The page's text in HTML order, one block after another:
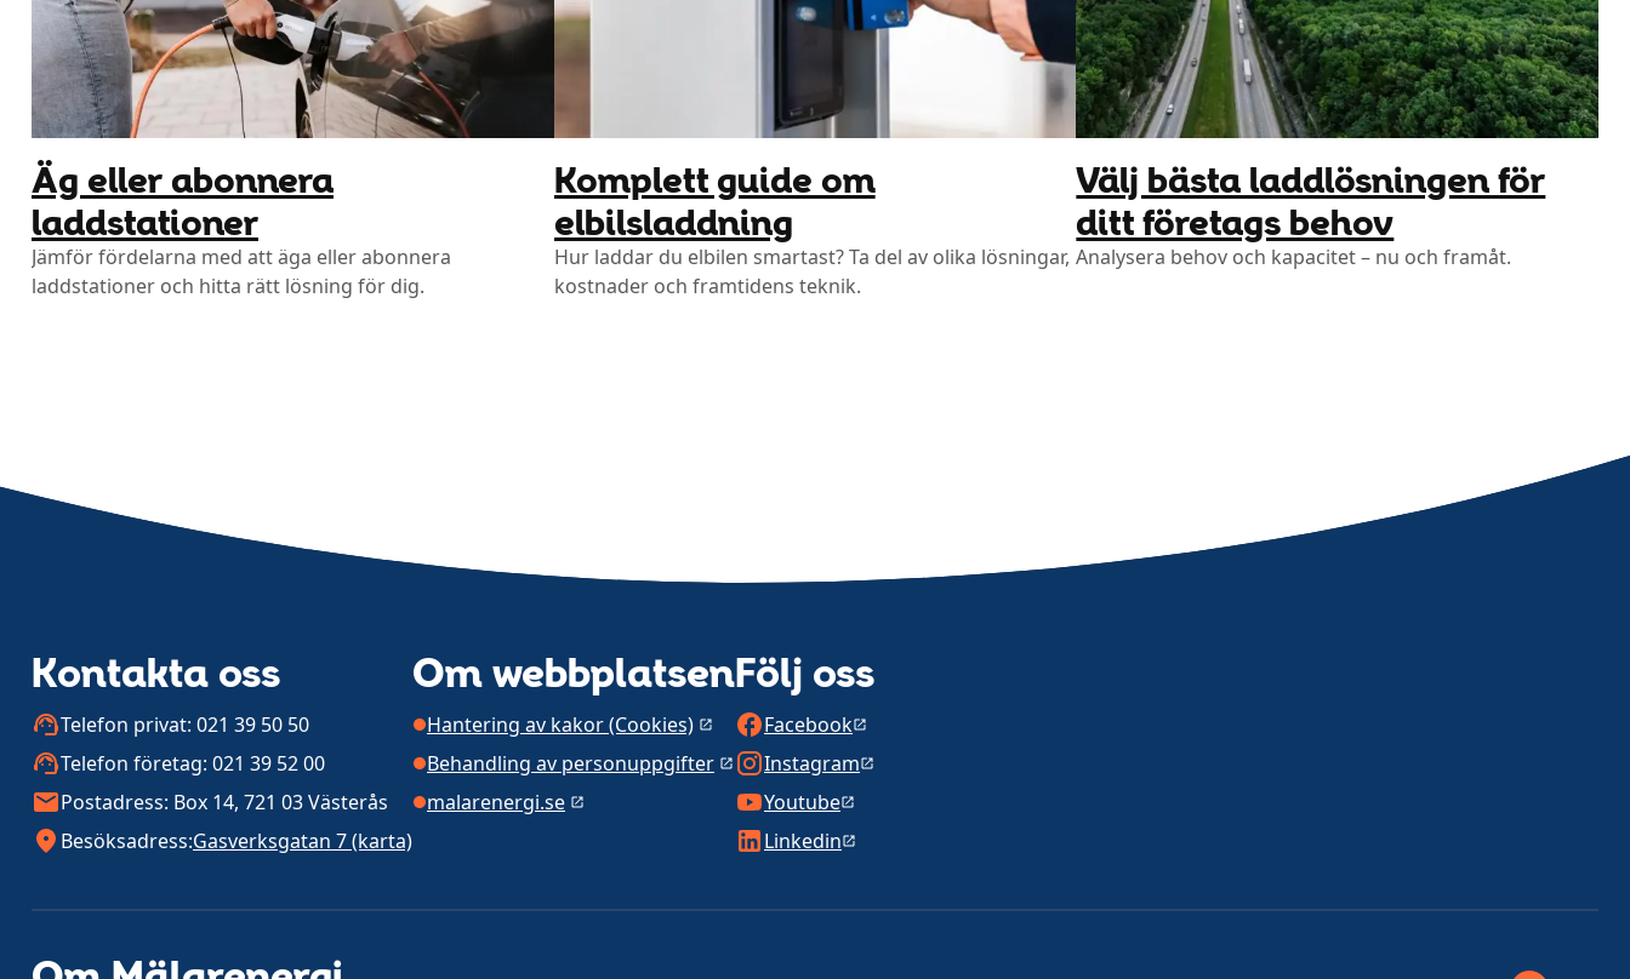
Äg eller abonnera
laddstationer
Jämför fördelarna med att äga eller abonnera
laddstationer och hitta rätt lösning för dig.
Komplett guide om
elbilsladdning
Hur laddar du elbilen smartast? Ta del av olika lösningar,
kostnader och framtidens teknik.
Välj bästa laddlösningen för
ditt företags behov​​​​‌ ‍ ​‍​‍‌‍ ‌ ​‍‌‍‍‌‌‍‌ ‌‍‍‌‌‍ ‍​‍​‍​ ‍‍​‍​‍‌ ​ ‌‍​‌‌‍ ‍‌‍‍‌‌ ‌​‌ ‍‌​‍ ‍‌‍‍‌‌‍ ​‍​‍​‍ ​​‍​‍‌‍‍​‌ ​‍‌‍‌‌‌‍‌‍​‍​‍​ ‍‍​‍​‍‌‍‍​‌ ‌​‌ ‌​‌ ​​‌ ​ ​ ‍‍​‍ ​‍ ‌ ​ ‌‍​‌‌‍ ‍‌‍‍‌‌ ‌​‌ ‍‌​‍ ‍‌‍ ‌‌‍​‌‌‍ ​‌‍​‌‌ ​‍‌‍‌‌‌‍ ‍‌‍‌‌‌ ​‍‌‍‌ ‌‍‍‌​‍ ‍‌ ​ ‌‍‌‌​‍ ‌‍‍‌‌‍ ‍‌ ‌​‌‍‌‌‌‍ ‍‌ ‌​​‍ ‌‍‌‌‌‍‌​‌‍‍‌‌ ‌​​‍ ‌‍ ‌‌‍ ‌‍‌​‌‍‌‌​ ‌‌ ​​‌ ​‍‌‍‌‌‌ ​ ‌‍‌‌‌‍ ‍‌ ‌​‌‍​‌‌ ‌​‌‍‍‌‌‍ ‌‍ ‍​ ‍ ‌‍‍‌‌‍‌​​ ‌​ ​ ​ ‌‌‌‍​‍​ ‌‌​ ‌ ​ ​‌‌‍​‌​ ‌‍​‍ ‌​ ​​​ ‌‌‌‍​ ​ ‌ ​‍ ‌​ ‌​​ ‍‌​ ‌‍‌‍​‌​‍ ‌​ ‍​​ ​ ​ ‌‌​ ‌ ​‍ ‌​ ‍‌​ ​‌​ ​‌​ ‌‍​ ‌‌​ ‌‌​ ​ ​ ‌‌‌‍‌‍​ ‌‌​ ​​‌‍‌‌​ ‍ ‌ ‌​‌ ‍‌‌ ​​‌‍‌‌​ ‌‌‍ ‌‌‍‌‌‌​​‌‌ ​‍‌ ‌​‌‍‍‌‌‍​ ‌‍ ​‌‍‌‌‌‌​​‌‍​‌‌‍‌ ‌‍‌‌​ ‍ ‌ ​​‌‍​‌‌ ‌​‌‍‍​​ ‌‌‍‍‌‌‍ ‍‌ ‌​‌ ​‍‌‍ ‌‌​ ‌‍‌‌‌‍​ ‌ ‌​‌‍‍‌‌‍ ‌‍ ‍​‍ ‍‌ ‌​‌‍‍‌‌ ‌​‌‍ ​‌‍‌‌​ ‌‍​‍‌‍​‌‌ ​ ‌‍‌‌‌‌‌‌‌ ​‍‌‍ ​​ ‌‌‍‍​‌ ‌​‌ ‌​‌ ​​‌ ​ ​‍‌‌​ ​ ‌​​‌​‍‌‌​ ​‍‌​‌‍​‍‌‌​ ​‍‌​‌‍‌ ​ ‌‍​‌‌‍ ‍‌‍‍‌‌ ‌​‌ ‍‌​‍ ‍‌‍ ‌‌‍​‌‌‍ ​‌‍​‌‌ ​‍‌‍‌‌‌‍ ‍‌‍‌‌‌ ​‍‌‍‌ ‌‍‍‌​‍ ‍‌ ​ ‌‍‌‌​‍‌‍‌‍‍‌‌‍‌​​ ‌​ ​ ​ ‌‌‌‍​‍​ ‌‌​ ‌ ​ ​‌‌‍​‌​ ‌‍​‍ ‌​ ​​​ ‌‌‌‍​ ​ ‌ ​‍ ‌​ ‌​​ ‍‌​ ‌‍‌‍​‌​‍ ‌​ ‍​​ ​ ​ ‌‌​ ‌ ​‍ ‌​ ‍‌​ ​‌​ ​‌​ ‌‍​ ‌‌​ ‌‌​ ​ ​ ‌‌‌‍‌‍​ ‌‌​ ​​‌‍‌‌​‍‌‍‌ ‌​‌ ‍‌‌ ​​‌‍‌‌​ ‌‌‍ ‌‌‍‌‌‌​​‌‌ ​‍‌ ‌​‌‍‍‌‌‍​ ‌‍ ​‌‍‌‌‌‌​​‌‍​‌‌‍‌ ‌‍‌‌​‍‌‍‌ ​​‌‍​‌‌ ‌​‌‍‍​​ ‌‌‍‍‌‌‍ ‍‌ ‌​‌ ​‍‌‍ ‌‌​ ‌‍‌‌‌‍​ ‌ ‌​‌‍‍‌‌‍ ‌‍ ‍​‍ ‍‌ ‌​‌‍‍‌‌ ‌​‌‍ ​‌‍‌‌​‍​‍‌ ‌
Analysera behov och kapacitet – nu och framåt.
Kontakta oss
Telefon privat: 021 39 50 50
Telefon företag: 021 39 52 00
Postadress: Box 14, 721 03 Västerås
Besöksadress:Gasverksgatan 7 (karta)
Om webbplatsen
Hantering av kakor (Cookies)
Behandling av personuppgifter
malarenergi.se
Följ oss
Facebook
Instagram
Youtube
Linkedin